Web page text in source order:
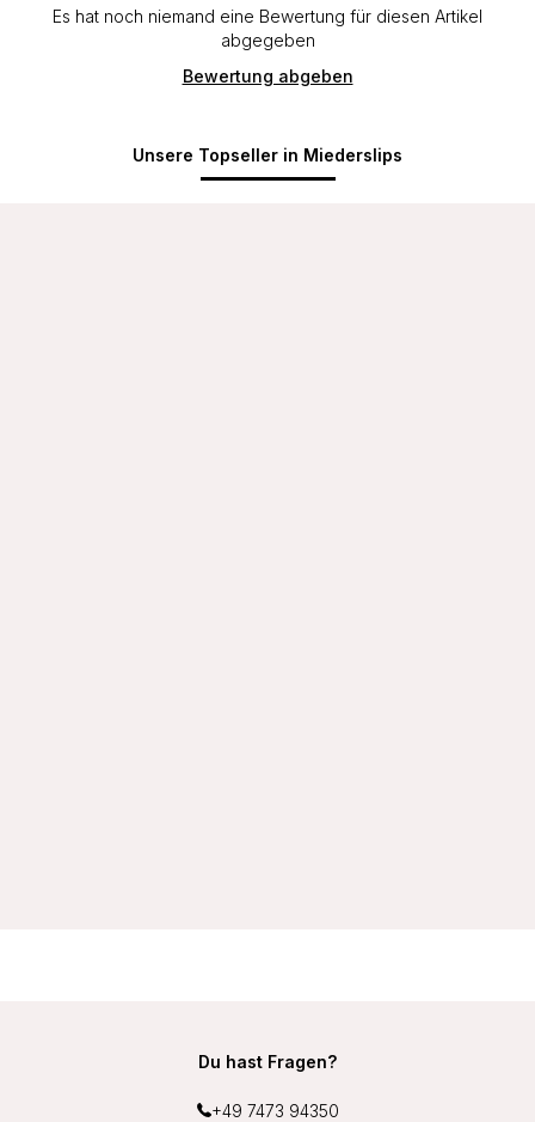
Es hat noch niemand eine Bewertung für diesen Artikel
abgegeben
Bewertung abgeben
Unsere Topseller in Miederslips
Du hast Fragen?
+49 7473 94350